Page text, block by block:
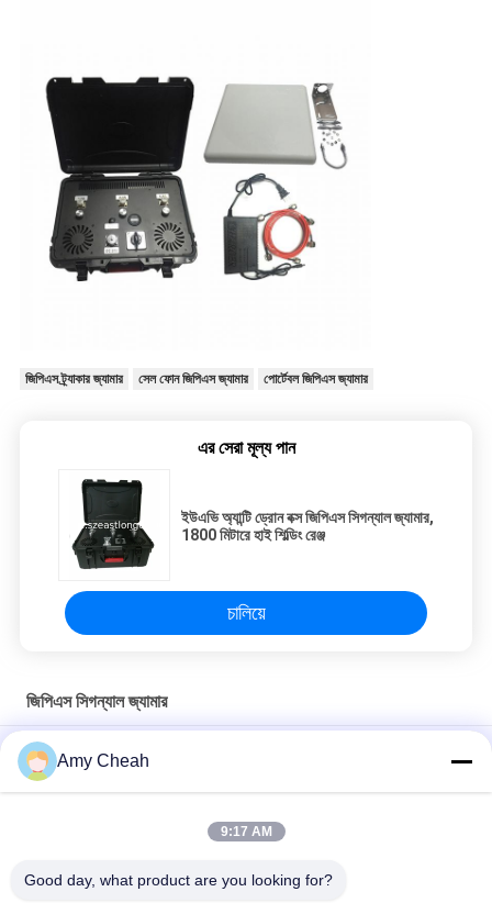
জিপিএস ট্র্যাকার জ্যামার সেল ফোন জিপিএস জ্যামার পোর্টেবল জিপিএস জ্যামার
এর সেরা মূল্য পান
ইউএভি অ্যান্টি ড্রোন বক্স জিপিএস সিগন্যাল জ্যামার,
1800 মিটারে হাই শিল্ডিং রেঞ্জ
চালিয়ে
জিপিএস সিগন্যাল জ্যামার
সেল ফোন জিপিএস সিগন্যাল জ্যামার গাড়ি 4 অ্যান্টেনা জ্যামিং রেঞ্জ 1-20 মি
800mW 30dBm GPS সিগন্যাল জ্যামার 1500MHZ ব্লকার, GPS জ্যামার
5 চ্যানেল ওয়াইফাই জিপিএস সিগন্যাল জ্যামার, 30dBm মোবাইল জিপিএস ব্লকার
Amy Cheah
9:17 AM
Good day, what product are you looking for?